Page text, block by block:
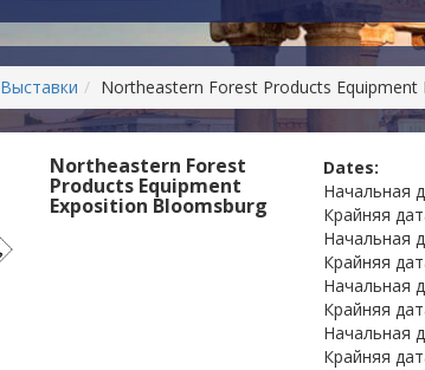
Выставки Northeastern Forest Products
Northeastern Forest
Products Equipment
Exposition Bloomsburg
Dates:
Начальная
Крайняя
Начальная
Крайняя
Начальная
Крайняя
Начальная
Крайняя